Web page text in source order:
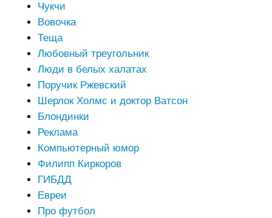
Чукчи
Вовочка
Теща
Любовный треугольник
Люди в белых халатах
Поручик Ржевский
Шерлок Холмс и доктор Ватсон
Блондинки
Реклама
Компьютерный юмор
Филипп Киркоров
ГИБДД
Евреи
Про футбол